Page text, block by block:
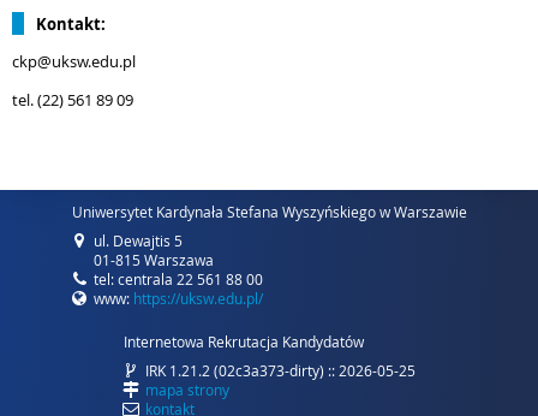
Kontakt:
ckp@uksw.edu.pl
tel. (22) 561 89 09
Uniwersytet Kardynała Stefana Wyszyńskiego w Warszawie
ul. Dewajtis 5
01-815 Warszawa
tel: centrala 22 561 88 00
www: https://uksw.edu.pl/
Internetowa Rekrutacja Kandydatów
IRK 1.21.2 (02c3a373-dirty) :: 2026-05-25
mapa strony
kontakt